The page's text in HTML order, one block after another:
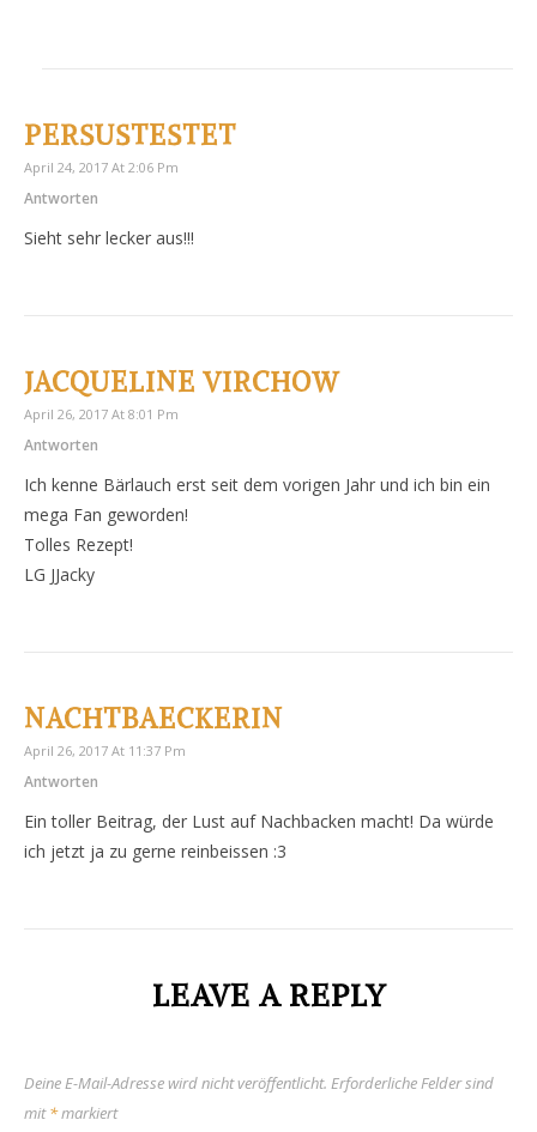
PERSUSTESTET
April 24, 2017 At 2:06 Pm
Antworten
Sieht sehr lecker aus!!!
JACQUELINE VIRCHOW
April 26, 2017 At 8:01 Pm
Antworten
Ich kenne Bärlauch erst seit dem vorigen Jahr und ich bin ein
mega Fan geworden!
Tolles Rezept!
LG JJacky
NACHTBAECKERIN
April 26, 2017 At 11:37 Pm
Antworten
Ein toller Beitrag, der Lust auf Nachbacken macht! Da würde
ich jetzt ja zu gerne reinbeissen :3
LEAVE A REPLY
Deine E-Mail-Adresse wird nicht veröffentlicht. Erforderliche Felder sind
mit*markiert